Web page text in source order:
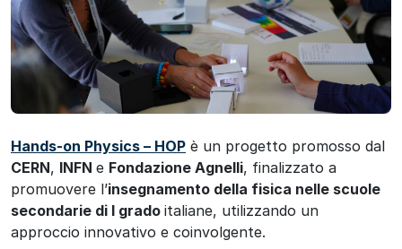
Hands-on Physics – HOP è un progetto promosso dal
CERN, INFN e Fondazione Agnelli, finalizzato a
promuovere l’insegnamento della fisica nelle scuole
secondarie di I grado italiane, utilizzando un
approccio innovativo e coinvolgente.